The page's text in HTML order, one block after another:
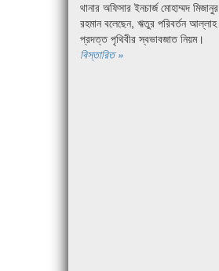
থানার অফিসার ইনচার্জ মোহাম্মদ মিজানুর
রহমান বলেছেন, ঋতুর পরিবর্তন আল্লাহ
প্রদত্ত পৃথিবীর স্বভাবজাত নিয়ম।
বিস্তারিত »